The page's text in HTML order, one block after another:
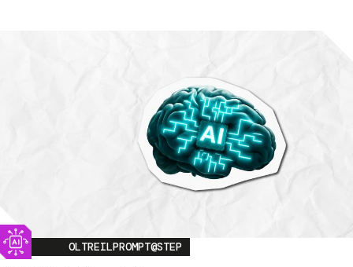
Image
OLTREILPROMPT@STEP